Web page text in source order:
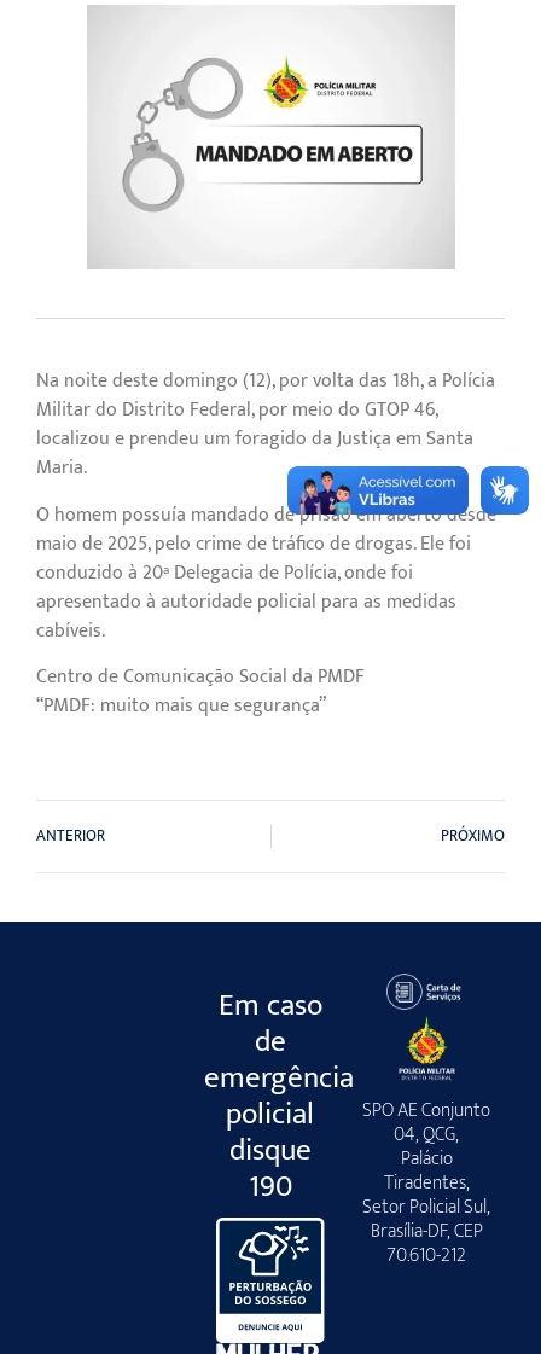
Na noite deste domingo (12), por volta das 18h, a Polícia
Militar do Distrito Federal, por meio do GTOP 46,
localizou e prendeu um foragido da Justiça em Santa
Maria.
O homem possuía mandado de prisão em aberto desde
maio de 2025, pelo crime de tráfico de drogas. Ele foi
conduzido à 20ª Delegacia de Polícia, onde foi
apresentado à autoridade policial para as medidas
cabíveis.
Centro de Comunicação Social da PMDF
“PMDF: muito mais que segurança”
ANTERIOR PRÓXIMO
Em caso
de
emergência
policial
disque
190
SPO AE Conjunto
04, QCG,
Palácio
Tiradentes,
Setor Policial Sul,
Brasília-DF, CEP
70.610-212